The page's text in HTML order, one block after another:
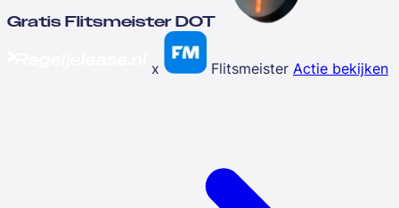
Gratis Flitsmeister DOT
x Flitsmeister Actie bekijken